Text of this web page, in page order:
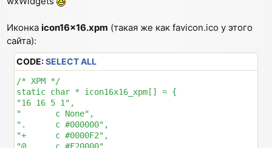
Иконка icon16x16.xpm (такая же как favicon.ico у этого
сайта):
CODE:SELECT ALL
/* XPM */
static char * icon16x16_xpm[] = {
"16 16 5 1",
" 	c None",
".	c #000000",
"+	c #0000F2",
"@	c #F20000",